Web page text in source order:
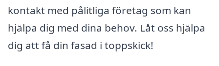
kontakt med pålitliga företag som kan
hjälpa dig med dina behov. Låt oss hjälpa
dig att få din fasad i toppskick!